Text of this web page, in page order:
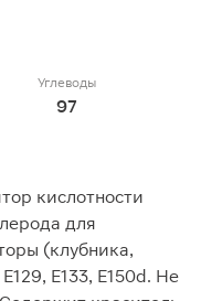
Углеводы
97
кислотности
для
(клубника,
Е133, Е150d. Не